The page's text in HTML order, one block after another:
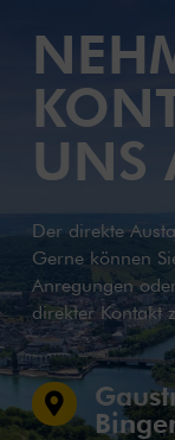
UNS
Der direkte
Gerne können
Anregungen
direkter Kontakt
